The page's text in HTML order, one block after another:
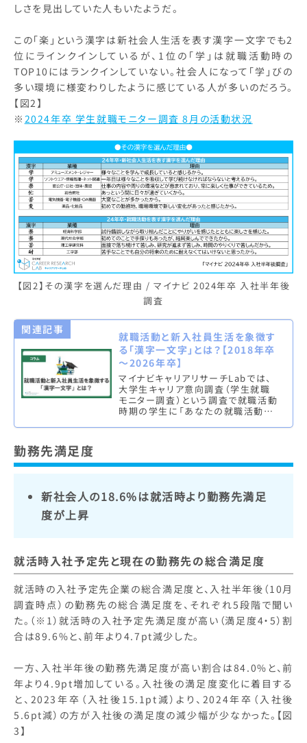
しさを見出していた人もいたようだ。
この「楽」という漢字は新社会人生活を表す漢字一文字でも2
位にラインクインしているが、1位の「学」は就職活動時の
TOP10にはランクインしていない。社会人になって「学」びの
多い環境に様変わりしたように感じている人が多いのだろう。
【図2】
※ 2024年卒 学生就職モニター調査 8月の活動状況
【図2】その漢字を選んだ理由 / マイナビ 2024年卒 入社半年後
調査
関連記事
就職活動と新入社員生活を象徴す
る「漢字一文字」とは？【2018年卒
～2026年卒】
マイナビキャリアリサーチLabでは、
大学生キャリア意向調査（学生就職
モニター調査）という調査で就職活動
時期の学生に「あなたの就職活動を
勤務先満足度
新社会人の18.6%は就活時より勤務先満足
度が上昇
就活時入社予定先と現在の勤務先の総合満足度
就活時の入社予定先企業の総合満足度と、入社半年後（10月
調査時点）の勤務先の総合満足度を、それぞれ5段階で聞い
た。（※1）就活時の入社予定先満足度が高い（満足度4・5）割
合は89.6%と、前年より4.7pt減少した。
一方、入社半年後の勤務先満足度が高い割合は84.0%と、前
年より4.9pt増加している。入社後の満足度変化に着目する
と、2023年卒（入社後15.1pt減）より、2024年卒（入社後
5.6pt減）の方が入社後の満足度の減少幅が少なかった。【図
3】